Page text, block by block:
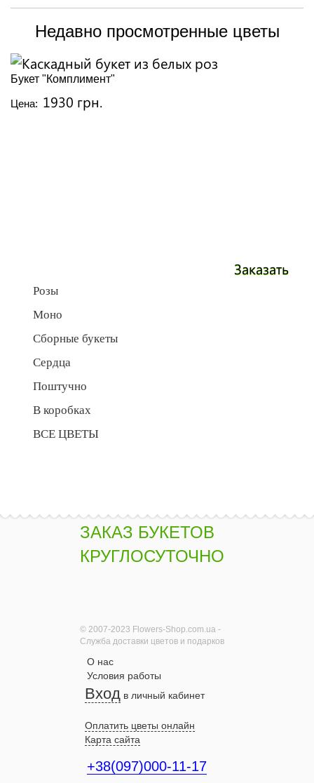
Недавно просмотренные цветы
Букет "Комплимент"
Цена: 1930 грн.
Заказать
Розы
Моно
Сборные букеты
Сердца
Поштучно
В коробках
ВСЕ ЦВЕТЫ
ЗАКАЗ БУКЕТОВ
КРУГЛОСУТОЧНО
© 2007-2023 Flowers-Shop.com.ua -
Служба доставки цветов и подарков
О нас
Условия работы
Вход в личный кабинет
Оплатить цветы онлайн
Карта сайта
+38(097)000-11-17